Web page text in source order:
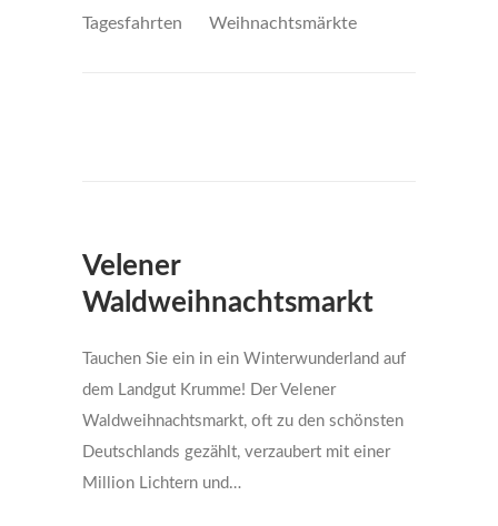
Tagesfahrten
Weihnachtsmärkte
Velener
Waldweihnachtsmarkt
Tauchen Sie ein in ein Winterwunderland auf
dem Landgut Krumme! Der Velener
Waldweihnachtsmarkt, oft zu den schönsten
Deutschlands gezählt, verzaubert mit einer
Million Lichtern und…